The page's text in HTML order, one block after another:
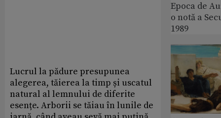
Lucrul la pădure presupunea
alegerea, tăierea la timp și uscatul
natural al lemnului de diferite
esențe. Arborii se tăiau în lunile de
Epoca de
o notă a
1989